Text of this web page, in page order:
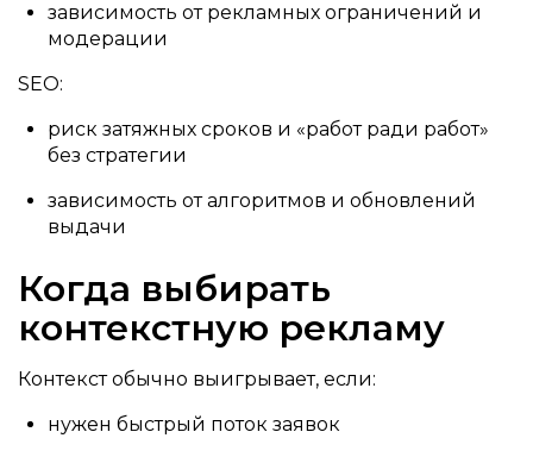
зависимость от рекламных ограничений и
модерации
SEO:
риск затяжных сроков и «работ ради работ»
без стратегии
зависимость от алгоритмов и обновлений
выдачи
Когда выбирать
контекстную рекламу
Контекст обычно выигрывает, если:
нужен быстрый поток заявок